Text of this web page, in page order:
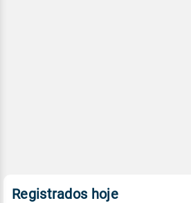
Registrados hoje